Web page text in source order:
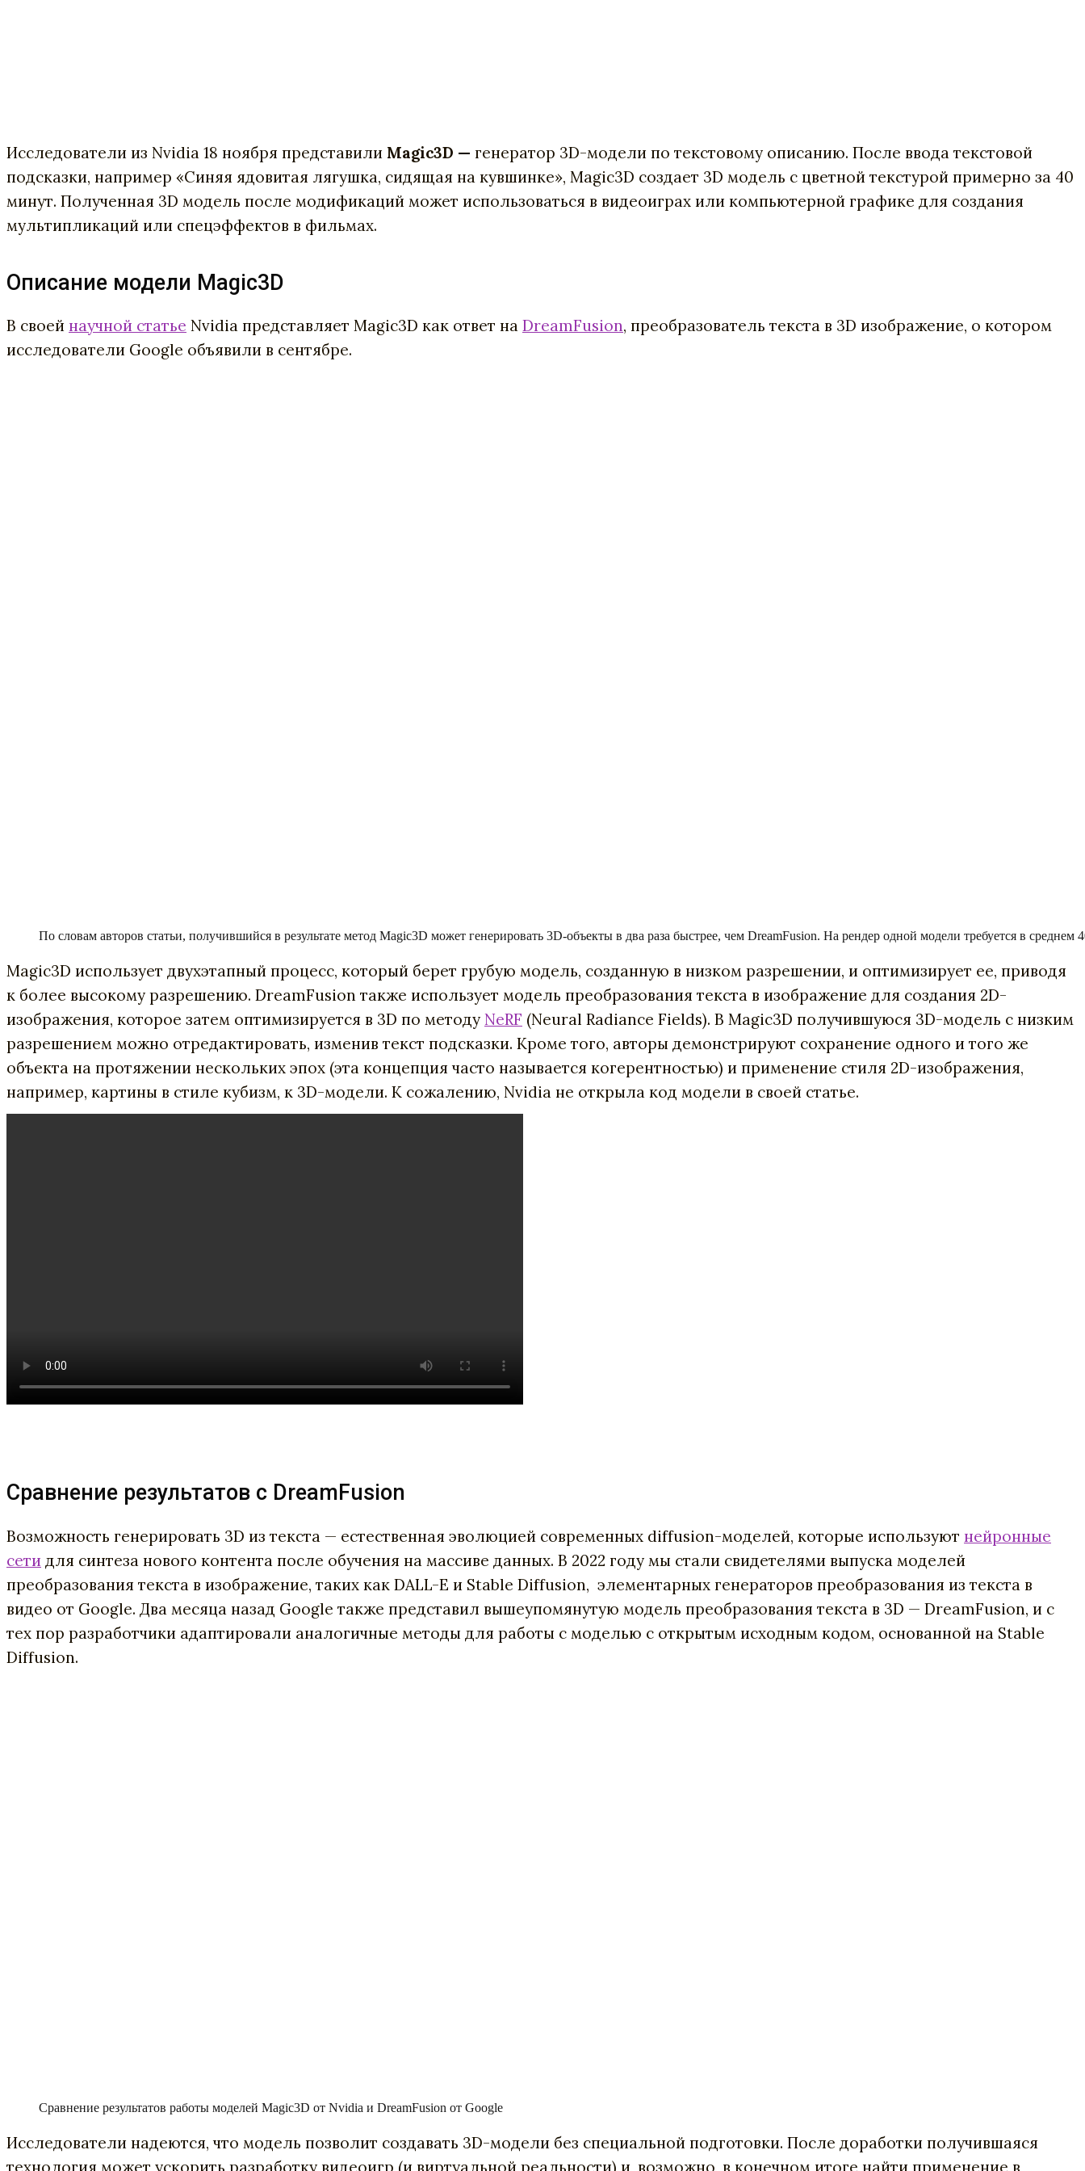
Исследователи из Nvidia 18 ноября представили Magic3D — генератор 3D-модели по текстовому описанию. После ввода текстовой
подсказки, например «Синяя ядовитая лягушка, сидящая на кувшинке», Magic3D создает 3D модель с цветной текстурой примерно за 40
минут. Полученная 3D модель после модификаций может использоваться в видеоиграх или компьютерной графике для создания
мультипликаций или спецэффектов в фильмах.
Описание модели Magic3D
В своей научной статье Nvidia представляет Magic3D как ответ на DreamFusion, преобразователь текста в 3D изображение, о котором
исследователи Google объявили в сентябре.
По словам авторов статьи, получившийся в результате метод Magic3D может генерировать 3D-объекты в два раза быстрее, чем DreamFusion. На рендер одной модели требуется в среднем
Magic3D использует двухэтапный процесс, который берет грубую модель, созданную в низком разрешении, и оптимизирует ее, приводя
к более высокому разрешению. DreamFusion также использует модель преобразования текста в изображение для создания 2D-
изображения, которое затем оптимизируется в 3D по методу NeRF (Neural Radiance Fields). В Magic3D получившуюся 3D-модель с низким
разрешением можно отредактировать, изменив текст подсказки. Кроме того, авторы демонстрируют сохранение одного и того же
объекта на протяжении нескольких эпох (эта концепция часто называется когерентностью) и применение стиля 2D-изображения,
например, картины в стиле кубизм, к 3D-модели. К сожалению, Nvidia не открыла код модели в своей статье.
Сравнение результатов с DreamFusion
Возможность генерировать 3D из текста — естественная эволюцией современных diffusion-моделей, которые используют нейронные
сети для синтеза нового контента после обучения на массиве данных. В 2022 году мы стали свидетелями выпуска моделей
преобразования текста в изображение, таких как DALL-E и Stable Diffusion, элементарных генераторов преобразования из текста в
видео от Google. Два месяца назад Google также представил вышеупомянутую модель преобразования текста в 3D — DreamFusion, и с
тех пор разработчики адаптировали аналогичные методы для работы с моделью с открытым исходным кодом, основанной на Stable
Diffusion.
Сравнение результатов работы моделей Magic3D от Nvidia и DreamFusion от Google
Исследователи надеются, что модель позволит создавать 3D-модели без специальной подготовки. После доработки получившаяся
технология может ускорить разработку видеоигр (и виртуальной реальности) и, возможно, в конечном итоге найти применение в